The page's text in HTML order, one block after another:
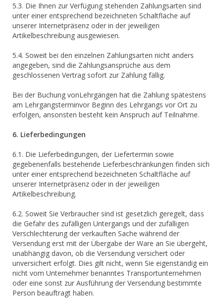
5.3. Die Ihnen zur Verfügung stehenden Zahlungsarten sind
unter einer entsprechend bezeichneten Schaltfläche auf
unserer Internetpräsenz oder in der jeweiligen
Artikelbeschreibung ausgewiesen.
5.4. Soweit bei den einzelnen Zahlungsarten nicht anders
angegeben, sind die Zahlungsansprüche aus dem
geschlossenen Vertrag sofort zur Zahlung fällig.
Bei der Buchung vonLehrgängen hat die Zahlung spätestens
am Lehrgangsterminvor Beginn des Lehrgangs vor Ort zu
erfolgen, ansonsten besteht kein Anspruch auf Teilnahme.
6. Lieferbedingungen
6.1. Die Lieferbedingungen, der Liefertermin sowie
gegebenenfalls bestehende Lieferbeschränkungen finden sich
unter einer entsprechend bezeichneten Schaltfläche auf
unserer Internetpräsenz oder in der jeweiligen
Artikelbeschreibung.
6.2. Soweit Sie Verbraucher sind ist gesetzlich geregelt, dass
die Gefahr des zufälligen Untergangs und der zufälligen
Verschlechterung der verkauften Sache während der
Versendung erst mit der Übergabe der Ware an Sie übergeht,
unabhängig davon, ob die Versendung versichert oder
unversichert erfolgt. Dies gilt nicht, wenn Sie eigenständig ein
nicht vom Unternehmer benanntes Transportunternehmen
oder eine sonst zur Ausführung der Versendung bestimmte
Person beauftragt haben.